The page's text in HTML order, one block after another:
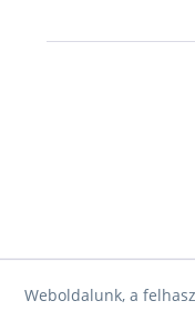
Weboldalunk, a